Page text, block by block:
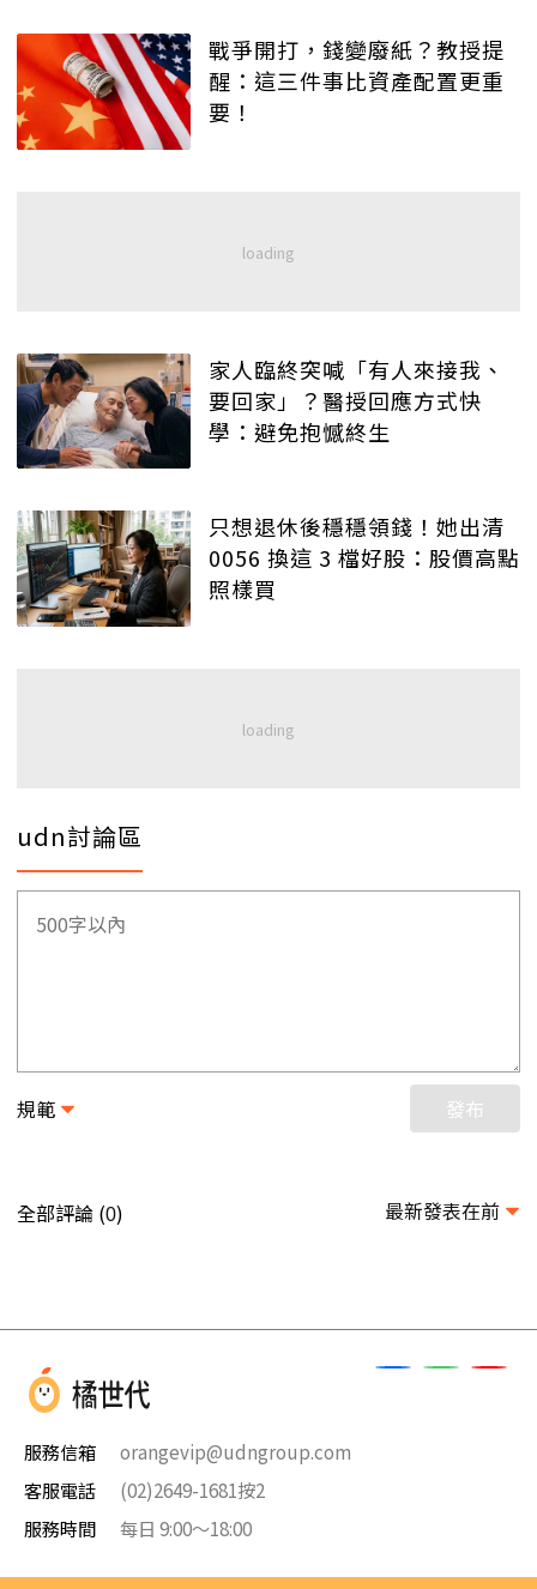
戰爭開打，錢變廢紙？教授提
醒：這三件事比資產配置更重
要！
家人臨終突喊「有人來接我、
要回家」？醫授回應方式快
學：避免抱憾終生
只想退休後穩穩領錢！她出清
0056 換這 3 檔好股：股價高點
照樣買
udn討論區
規範 發布
全部評論 (0) 最新發表在前
服務信箱
orangevip@udngroup.com
客服電話
(02)2649-1681按2
服務時間
每日 9:00～18:00